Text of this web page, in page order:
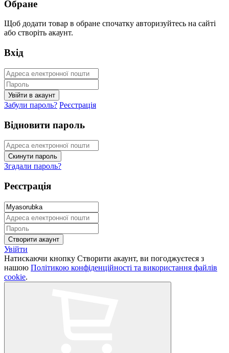
Обране
Щоб додати товар в обране спочатку авторизуйтесь на сайті
або створіть акаунт.
Вхід
Забули пароль? Реєстрація
Відновити пароль
Згадали пароль?
Реєстрація
Увійти
Натискаючи кнопку Створити акаунт, ви погоджуєтеся з
нашою Політикою конфіденційності та використання файлів
cookie.